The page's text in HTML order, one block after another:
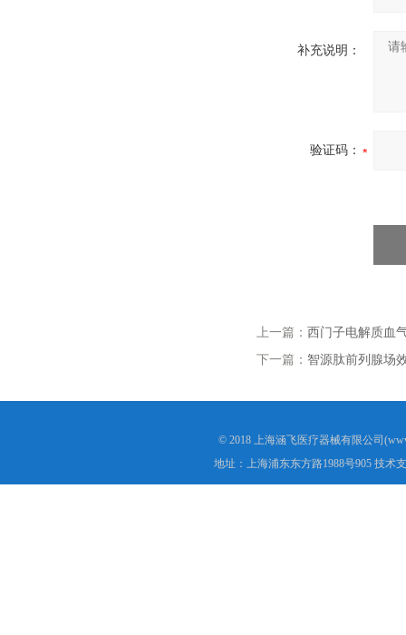
补充说明：
验证码：
上一篇： 西门子电解质血
下一篇： 智源肽前列腺场
© 2018 上海涵飞医疗器械有限公司
地址：上海浦东东方路1988号905 技术